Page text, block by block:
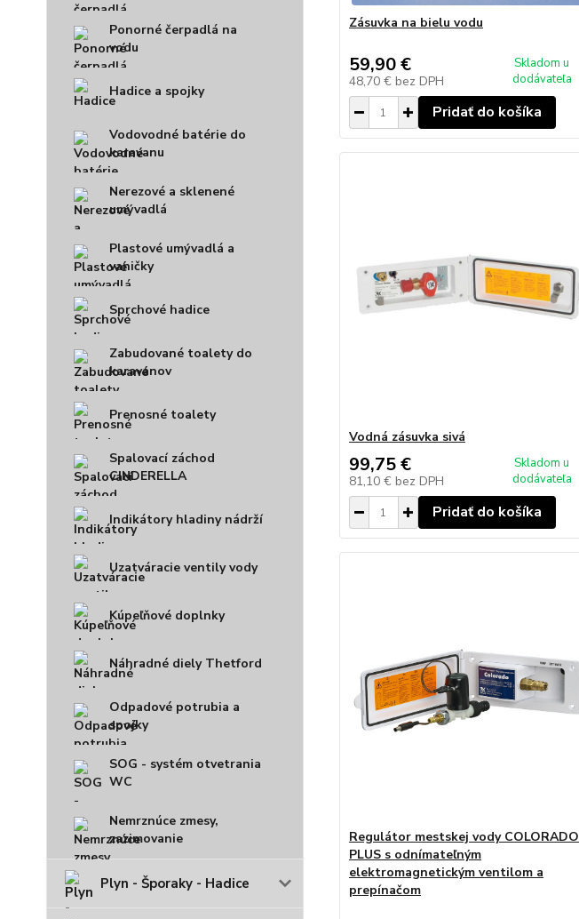
Ponorné čerpadlá na
vodu
Hadice a spojky
Vodovodné batérie do
karavanu
Nerezové a sklenené
umývadlá
Plastové umývadlá a
vaničky
Sprchové hadice
Zabudované toalety do
karavanov
Prenosné toalety
Spalovací záchod
CINDERELLA
Indikátory hladiny nádrží
Uzatváracie ventily vody
Kúpeľňové doplnky
Náhradné diely Thetford
Odpadové potrubia a
spojky
SOG - systém otvetrania
WC
Nemrznúce zmesy,
zazimovanie
Plyn - Šporaky - Hadice
Zásuvka na bielu vodu
59,90 €
48,70 € bez DPH
Skladom u
dodávateľa
Pridať do košíka
Vodná zásuvka sivá
99,75 €
81,10 € bez DPH
Skladom u
dodávateľa
Pridať do košíka
Regulátor mestskej vody COLORADO
PLUS s odnímateľným
elektromagnetickým ventilom a
prepínačom